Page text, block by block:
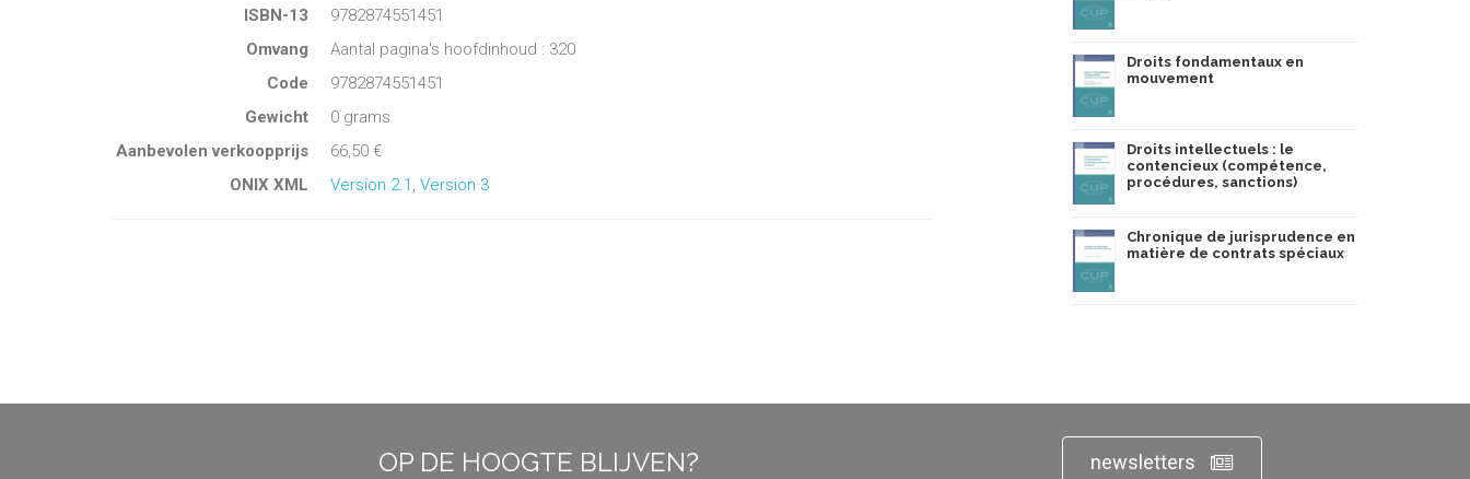
ISBN-13
9782874551451
Omvang
Aantal pagina's hoofdinhoud : 320
Code
9782874551451
Gewicht
0 grams
Aanbevolen verkoopprijs
66,50 €
ONIX XML
Version 2.1 , Version 3
Droits fondamentaux en
mouvement
Droits intellectuels : le
contencieux (compétence,
procédures, sanctions)
Chronique de jurisprudence en
matière de contrats spéciaux
OP DE HOOGTE BLIJVEN? newsletters